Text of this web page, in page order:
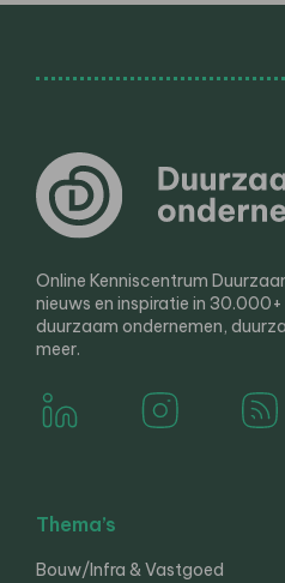
Online Kenniscentrum
nieuws en inspiratie in
duurzaam ondernemen,
meer.
Thema’s
Bouw/Infra & Vastgoed